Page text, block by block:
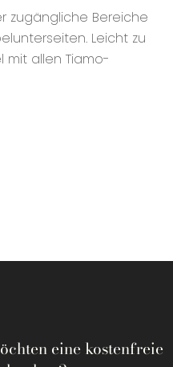
zugängliche Bereiche
Leicht zu
allen Tiamo-
eine kostenfreie